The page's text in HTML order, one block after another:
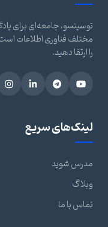
توسینسو، جامعه‌ای برای
مختلف فناوری اطلاعات
را ارتقا دهید.
لینک‌های سریع
مدرس شوید
وبلاگ
تماس با ما